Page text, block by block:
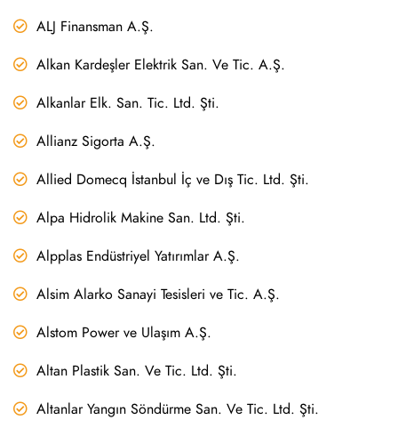
ALJ Finansman A.Ş.
Alkan Kardeşler Elektrik San. Ve Tic. A.Ş.
Alkanlar Elk. San. Tic. Ltd. Şti.
Allianz Sigorta A.Ş.
Allied Domecq İstanbul İç ve Dış Tic. Ltd. Şti.
Alpa Hidrolik Makine San. Ltd. Şti.
Alpplas Endüstriyel Yatırımlar A.Ş.
Alsim Alarko Sanayi Tesisleri ve Tic. A.Ş.
Alstom Power ve Ulaşım A.Ş.
Altan Plastik San. Ve Tic. Ltd. Şti.
Altanlar Yangın Söndürme San. Ve Tic. Ltd. Şti.